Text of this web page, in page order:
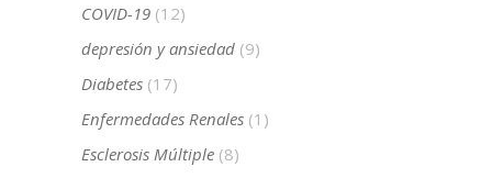
COVID-19 (12)
depresión y ansiedad (9)
Diabetes (17)
Enfermedades Renales (1)
Esclerosis Múltiple (8)